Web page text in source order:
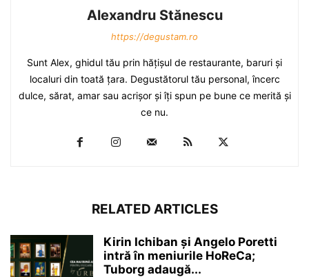
Alexandru Stănescu
https://degustam.ro
Sunt Alex, ghidul tău prin hăţişul de restaurante, baruri şi
localuri din toată ţara. Degustătorul tău personal, încerc
dulce, sărat, amar sau acrişor şi îţi spun pe bune ce merită şi
ce nu.
RELATED ARTICLES
Kirin Ichiban și Angelo Poretti
intră în meniurile HoReCa;
Tuborg adaugă...